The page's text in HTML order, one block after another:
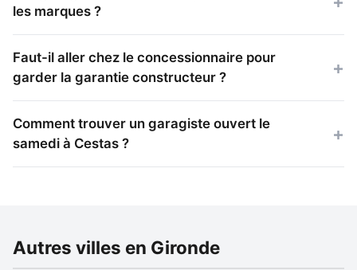
les marques ?
Faut-il aller chez le concessionnaire pour
garder la garantie constructeur ?
Comment trouver un garagiste ouvert le
samedi à Cestas ?
Autres villes en Gironde